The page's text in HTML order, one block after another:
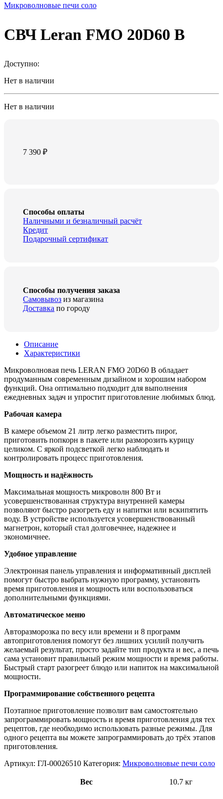
Микроволновые печи соло
СВЧ Leran FMO 20D60 B
Доступно:
Нет в наличии
Нет в наличии
7 390₽
Способы оплаты
Наличными и безналичный расчёт
Кредит
Подарочный сертификат
Способы получения заказа
Самовывоз из магазина
Доставка по городу
Описание
Характеристики
Микроволновая печь LERAN FMO 20D60 B обладает
продуманным современным дизайном и хорошим набором
функций. Она оптимально подходит для выполнения
ежедневных задач и упростит приготовление любимых блюд.
Рабочая камера
В камере объемом 21 литр легко разместить пирог,
приготовить попкорн в пакете или разморозить курицу
целиком. С яркой подсветкой легко наблюдать и
контролировать процесс приготовления.
Мощность и надёжность
Максимальная мощность микроволн 800 Вт и
усовершенствованная структура внутренней камеры
позволяют быстро разогреть еду и напитки или вскипятить
воду. В устройстве используется усовершенствованный
магнетрон, который стал долговечнее, надежнее и
экономичнее.
Удобное управление
Электронная панель управления и информативный дисплей
помогут быстро выбрать нужную программу, установить
время приготовления и мощность или воспользоваться
дополнительными функциями.
Автоматическое меню
Авторазморозка по весу или времени и 8 программ
автоприготовления помогут без лишних усилий получить
желаемый результат, просто задайте тип продукта и вес, а печь
сама установит правильный режим мощности и время работы.
Быстрый старт разогреет блюдо или напиток на максимальной
мощности.
Программирование собственного рецепта
Поэтапное приготовление позволит вам самостоятельно
запрограммировать мощность и время приготовления для тех
рецептов, где необходимо использовать разные режимы. Для
одного рецепта вы можете запрограммировать до трёх этапов
приготовления.
Артикул: ГЛ-00026510 Категория: Микроволновые печи соло
Вес 10.7 кг